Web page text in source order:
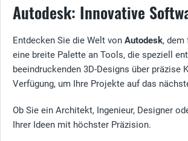
Autodesk: Innovative
Entdecken Sie die Welt von Autodesk, dem
eine breite Palette an Tools, die speziell
beeindruckenden 3D-Designs über
Verfügung, um Ihre Projekte auf das
Ob Sie ein Architekt, Ingenieur, Designer
Ihrer Ideen mit höchster Präzision.